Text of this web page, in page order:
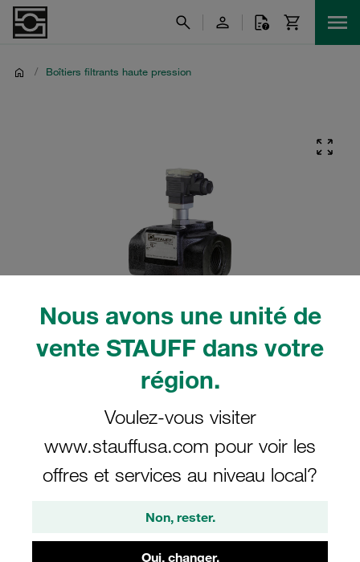
Nous avons une unité de
vente STAUFF dans votre
région.
Voulez-vous visiter
www.stauffusa.com pour voir les
offres et services au niveau local?
Non, rester.
Oui, changer.
/ Boîtiers filtrants haute pression
du produit réel.